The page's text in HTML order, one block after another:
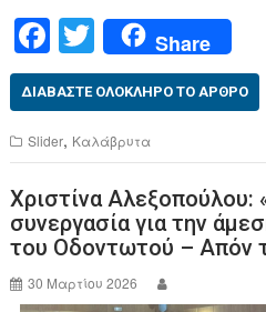
F
a
c
e
b
o
o
k
T
wi
tt
er
Share
ΔΙΑΒΆΣΤΕ ΟΛΌΚΛΗΡΟ ΤΟ ΆΡΘΡΟ
Slider, Καλάβρυτα
Χριστίνα Αλεξοπούλου:
συνεργασία για την
του Οδοντωτού – Απόν
30 Μαρτίου 2026